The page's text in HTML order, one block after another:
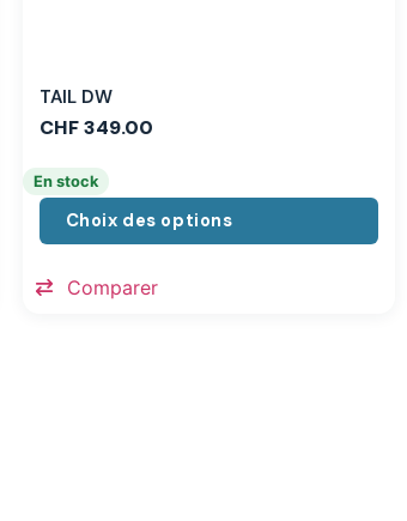
TAIL DW
CHF349.00
En stock
Choix des options
Comparer